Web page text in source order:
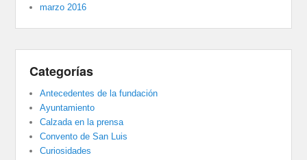
marzo 2016
Categorías
Antecedentes de la fundación
Ayuntamiento
Calzada en la prensa
Convento de San Luis
Curiosidades